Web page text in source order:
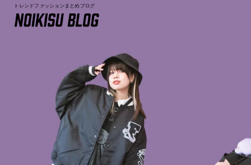
トレンドファッションまとめブログ